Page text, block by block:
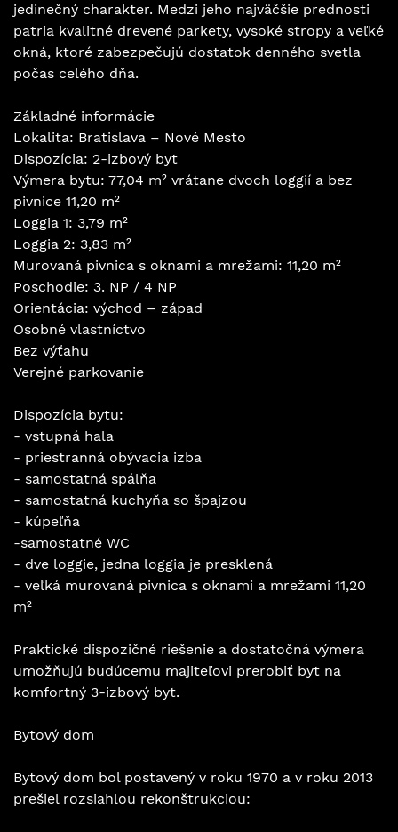
jedinečný charakter. Medzi jeho najväčšie prednosti
patria kvalitné drevené parkety, vysoké stropy a veľké
okná, ktoré zabezpečujú dostatok denného svetla
počas celého dňa.
Základné informácie
Lokalita: Bratislava – Nové Mesto
Dispozícia: 2-izbový byt
Výmera bytu: 77,04 m² vrátane dvoch loggií a bez
pivnice 11,20 m²
Loggia 1: 3,79 m²
Loggia 2: 3,83 m²
Murovaná pivnica s oknami a mrežami: 11,20 m²
Poschodie: 3. NP / 4 NP
Orientácia: východ – západ
Osobné vlastníctvo
Bez výťahu
Verejné parkovanie
Dispozícia bytu:
- vstupná hala
- priestranná obývacia izba
- samostatná spálňa
- samostatná kuchyňa so špajzou
- kúpeľňa
-samostatné WC
- dve loggie, jedna loggia je presklená
- veľká murovaná pivnica s oknami a mrežami 11,20
m²
Praktické dispozičné riešenie a dostatočná výmera
umožňujú budúcemu majiteľovi prerobiť byt na
komfortný 3-izbový byt.
Bytový dom
Bytový dom bol postavený v roku 1970 a v roku 2013
prešiel rozsiahlou rekonštrukciou: